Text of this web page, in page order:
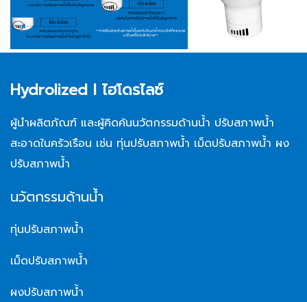
Hydrolized l ไฮโดรไลซ์
ผู้นำผลิตภัณฑ์ และผู้คิดค้นนวัตกรรมด้านน้ำ ปรับสภาพน้ำ
สะอาดในครัวเรือน เช่น ทุ่นปรับสภาพน้ำ เม็ดปรับสภาพน้ำ ผง
ปรับสภาพน้ำ
นวัตกรรมด้านน้ำ
ทุ่นปรับสภาพน้ำ
เม็ดปรับสภาพน้ำ
ผงปรับสภาพน้ำ